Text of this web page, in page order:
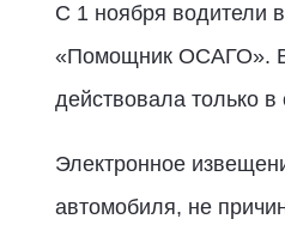
С 1 ноября водители
«Помощник ОСАГО».
действовала только
Электронное
автомобиля, не